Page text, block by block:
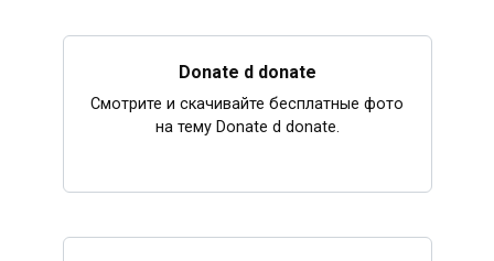
Donate d donate
Смотрите и скачивайте бесплатные фото
на тему Donate d donate.